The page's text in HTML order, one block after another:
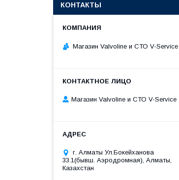
КОНТАКТЫ
Магазин Valvoline и СТО V-Service
Магазин Valvoline и СТО V-Service
г. Алматы Ул.Бокейханова
33.1(бывш. Аэродромная), Алматы,
Казахстан